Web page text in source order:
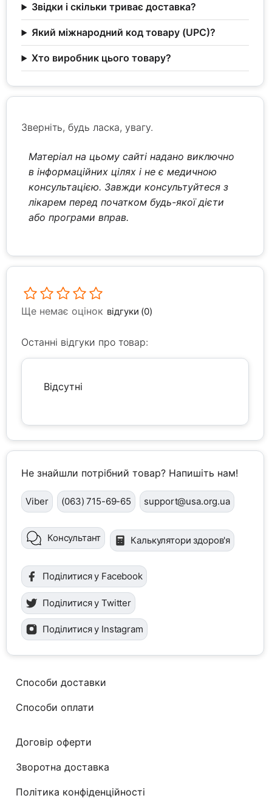
Звідки і скільки триває доставка?
Який міжнародний код товару (UPC)?
Хто виробник цього товару?
Зверніть, будь ласка, увагу.
Матеріал на цьому сайті надано виключно
в інформаційних цілях і не є медичною
консультацією. Завжди консультуйтеся з
лікарем перед початком будь-якої дієти
або програми вправ.
Ще немає оцінок відгуки (0)
Останні відгуки про товар:
Відсутні
Не знайшли потрібний товар? Напишіть нам!
Viber (063) 715-69-65 support@usa.org.ua
Консультант Калькулятори здоров'я
Поділитися у Facebook
Поділитися у Twitter
Поділитися у Instagram
Способи доставки
Способи оплати
Договір оферти
Зворотна доставка
Політика конфіденційності